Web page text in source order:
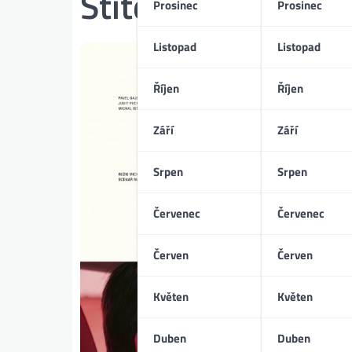
Prosinec
Listopad
Říjen
Září
Srpen
Červenec
Červen
Květen
Duben
Prosinec
Listopad
Říjen
Září
Srpen
Červenec
Červen
Květen
Duben